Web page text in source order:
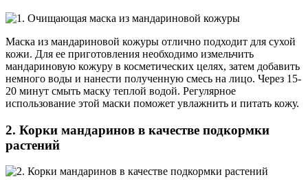
Маска из мандариновой кожуры отлично подходит для сухой
кожи. Для ее приготовления необходимо измельчить
мандариновую кожуру в косметических целях, затем добавить
немного воды и нанести полученную смесь на лицо. Через 15-
20 минут смыть маску теплой водой. Регулярное
использование этой маски поможет увлажнить и питать кожу.
2. Корки мандаринов в качестве подкормки
растений